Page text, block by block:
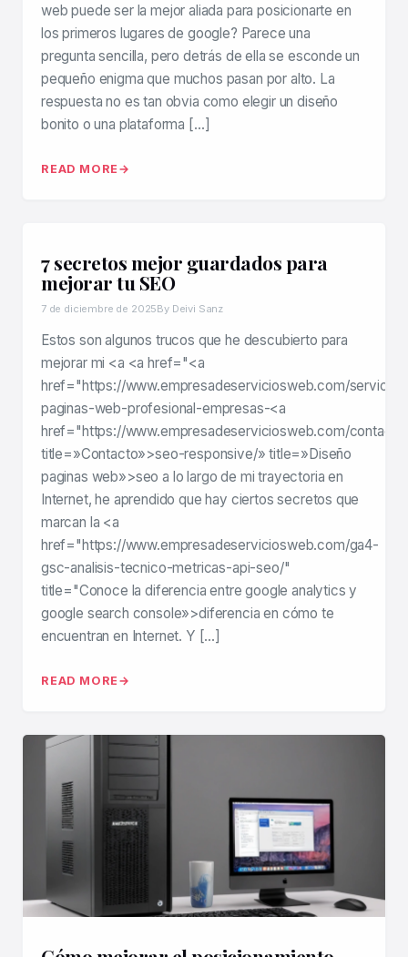
web puede ser la mejor aliada para posicionarte en
los primeros lugares de google? Parece una
pregunta sencilla, pero detrás de ella se esconde un
pequeño enigma que muchos pasan por alto. La
respuesta no es tan obvia como elegir un diseño
bonito o una plataforma […]
READ MORE
7 secretos mejor guardados para
mejorar tu SEO
7 de diciembre de 2025By Deivi Sanz
Estos son algunos trucos que he descubierto para
mejorar mi <a <a href="<a
href="https://www.empresadeserviciosweb.com/
paginas-web-profesional-empresas-<a
href="https://www.empresadeserviciosweb.com/
title=»Contacto»>seo-responsive/» title=»Diseño
paginas web»>seo a lo largo de mi trayectoria en
Internet, he aprendido que hay ciertos secretos que
marcan la <a
href="https://www.empresadeserviciosweb.com/ga4-
gsc-analisis-tecnico-metricas-api-seo/"
title="Conoce la diferencia entre google analytics y
google search console»>diferencia en cómo te
encuentran en Internet. Y […]
READ MORE